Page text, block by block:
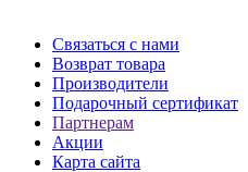
Связаться с нами
Возврат товара
Производители
Подарочный сертификат
Партнерам
Акции
Карта сайта